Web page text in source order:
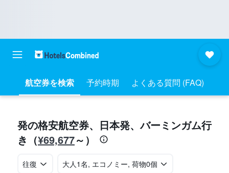
航空券を検索 予約時期 よくある質問 (FAQ)
​発の格安航空券、日本​発​、バーミンガム​行
き​（¥69,677​～）
往復 ​大人1名, エコノミー, 荷物0個